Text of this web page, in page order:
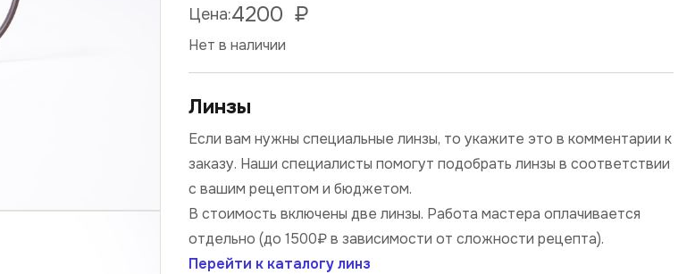
Цена:4200 ₽
Нет в наличии
Линзы
Если вам нужны специальные линзы, то укажите это в комментарии к
заказу. Наши специалисты помогут подобрать линзы в соответствии
с вашим рецептом и бюджетом.
В стоимость включены две линзы. Работа мастера оплачивается
отдельно (до 1500₽ в зависимости от сложности рецепта).
Перейти к каталогу линз